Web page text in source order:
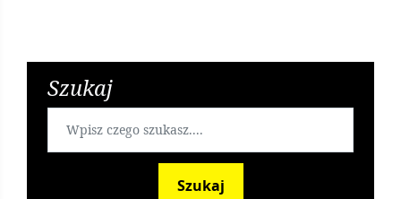
Jaki będzie dobry temat na pracę licencjacką?
Szukaj
Szukaj